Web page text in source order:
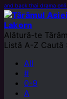
and back thai drama
Alătură-te
Listă A-Z Caută
All
#
0-9
A